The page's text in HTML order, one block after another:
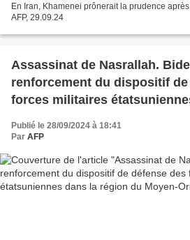
En Iran, Khamenei prônerait la prudence
AFP, 29.09.24
Assassinat de Nasrallah.
renforcement du dispositif
forces militaires
Publié le 28/09/2024 à 18:41
Par AFP